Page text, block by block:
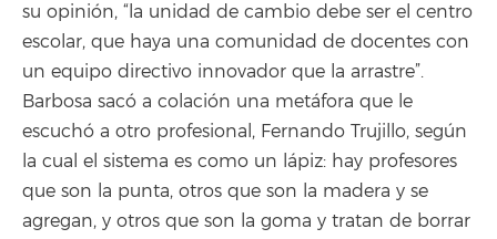
su opinión, “la unidad de cambio debe ser el centro
escolar, que haya una comunidad de docentes con
un equipo directivo innovador que la arrastre”.
Barbosa sacó a colación una metáfora que le
escuchó a otro profesional, Fernando Trujillo, según
la cual el sistema es como un lápiz: hay profesores
que son la punta, otros que son la madera y se
agregan, y otros que son la goma y tratan de borrar